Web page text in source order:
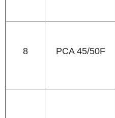
8 PCA 45/50F